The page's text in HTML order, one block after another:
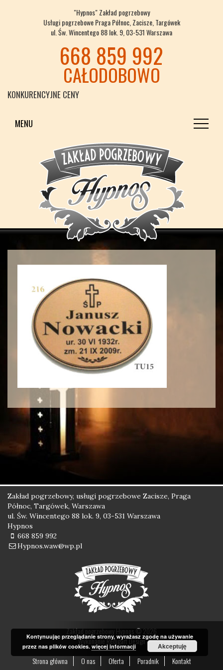
"Hypnos" Zakład pogrzebowy
Usługi pogrzebowe Praga Północ, Zacisze, Targówek
ul. Św. Wincentego 88 lok. 9, 03-531 Warszawa
668 859 992
CAŁODOBOWO
KONKURENCYJNE CENY
MENU
Zakład pogrzebowy, usługi pogrzebowe Zacisze, Praga
Północ, Targówek, Warszawa
ul. Św. Wincentego 88 lok. 9, 03-531 Warszawa
Hypnos
668 859 992
Hypnos.waw@wp.pl
Zakład pogrzebowy Hypnos © 2026
WykonanieRedigart Design
Strona główna
O nas Oferta Poradnik Kontakt
Kontynuując przeglądanie strony, wyrażasz zgodę na używanie
przez nas plików cookies.więcej informacji Akceptuję